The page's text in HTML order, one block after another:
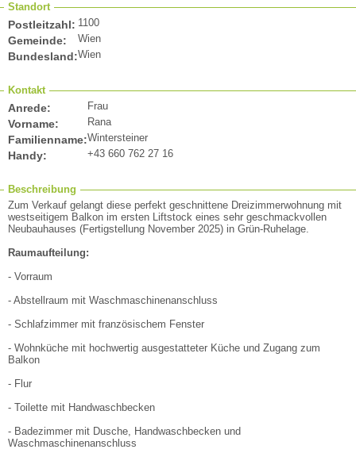
Standort
Postleitzahl: 1100
Gemeinde: Wien
Bundesland:Wien
Kontakt
Anrede: Frau
Vorname: Rana
Familienname:Wintersteiner
Handy: +43 660 762 27 16
Beschreibung
Zum Verkauf gelangt diese perfekt geschnittene Dreizimmerwohnung mit
westseitigem Balkon im ersten Liftstock eines sehr geschmackvollen
Neubauhauses (Fertigstellung November 2025) in Grün-Ruhelage.
Raumaufteilung:
- Vorraum
- Abstellraum mit Waschmaschinenanschluss
- Schlafzimmer mit französischem Fenster
- Wohnküche mit hochwertig ausgestatteter Küche und Zugang zum
Balkon
- Flur
- Toilette mit Handwaschbecken
- Badezimmer mit Dusche, Handwaschbecken und
Waschmaschinenanschluss